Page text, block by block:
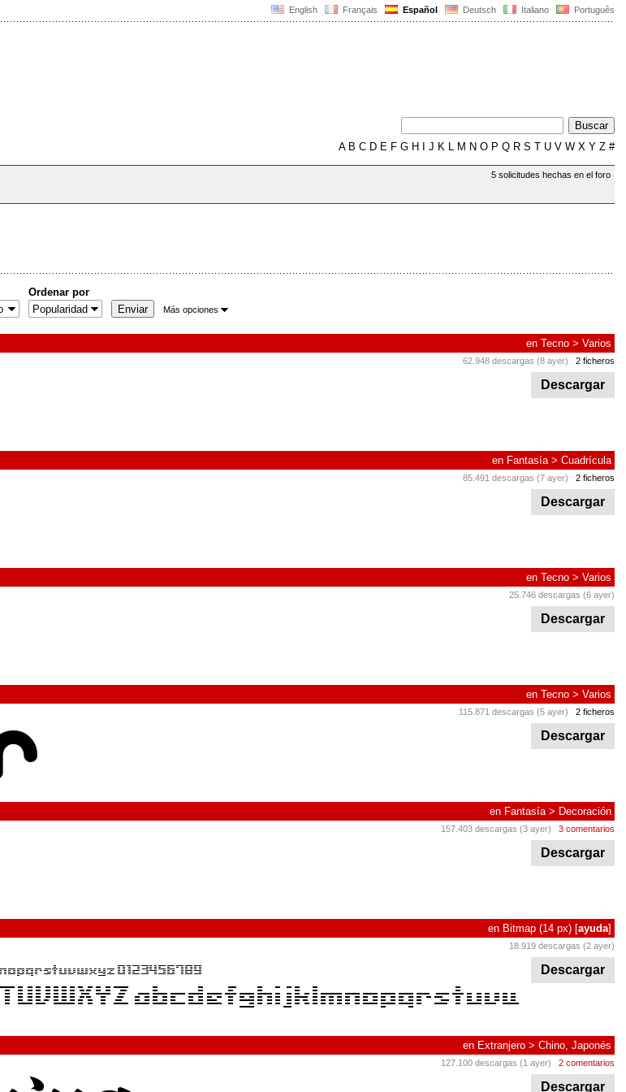
English Français Español Deutsch Italiano Português
AB C D E F G H J K L M N O P Q R S T U V W X Y Z #
5 solicitudes hechas en el foro
Ordenar por
Más opciones
en Tecno > Varios
62.948 descargas (8 ayer) 2 ficheros
Descargar
en Fantasía> Cuadrícula
85.491 descargas (7 ayer) 2 ficheros
Descargar
en Tecno > Varios
25.746 descargas (6 ayer)
Descargar
en Tecno > Varios
115.871 descargas (5 ayer) 2 ficheros
Descargar
en Fantasía> Decoración
157.403 descargas (3 ayer) 3 comentarios
Descargar
en Bitmap (14 px) [ayuda]
18.919 descargas (2 ayer)
Descargar
en Extranjero > Chino, Japonés
127.100 descargas (1 ayer) 2 comentarios
Descargar